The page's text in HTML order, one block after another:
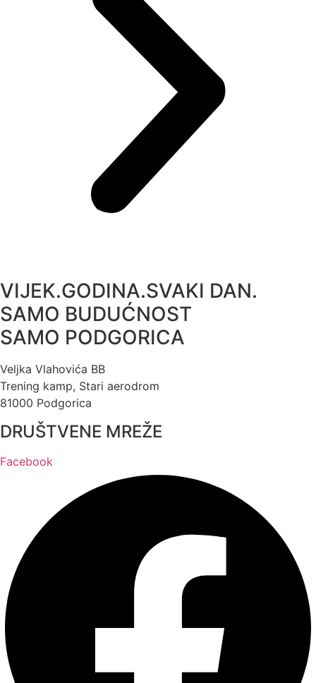
VIJEK.GODINA.SVAKI DAN.
SAMO BUDUĆNOST
SAMO PODGORICA
Veljka Vlahovića BB
Trening kamp, Stari aerodrom
81000 Podgorica
DRUŠTVENE MREŽE
Facebook